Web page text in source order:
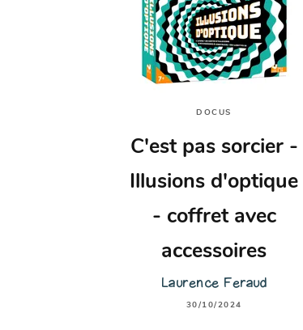
DOCUS
C'est pas sorcier -
Illusions d'optique
- coffret avec
accessoires
Laurence Feraud
30/10/2024